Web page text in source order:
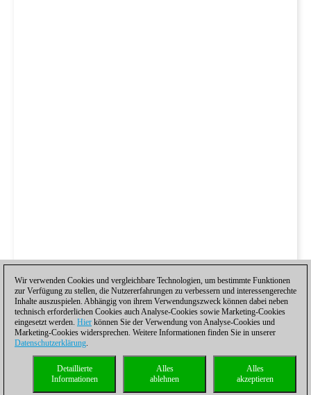
Wir verwenden Cookies und vergleichbare Technologien, um bestimmte Funktionen
zur Verfügung zu stellen, die Nutzererfahrungen zu verbessern und interessengerechte
Inhalte auszuspielen. Abhängig von ihrem Verwendungszweck können dabei neben
technisch erforderlichen Cookies auch Analyse-Cookies sowie Marketing-Cookies
eingesetzt werden. Hier können Sie der Verwendung von Analyse-Cookies und
Marketing-Cookies widersprechen. Weitere Informationen finden Sie in unserer
Datenschutzerklärung.
Alles
akzeptieren
Alles
ablehnen
Detaillierte
Informationen